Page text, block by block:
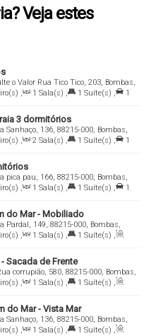
Veja estes
o Valor Rua Tico Tico, 203, Bombas,
, 1 Sala(s) , 1 Suíte(s) ,
1
3 dormitórios
Sanhaço, 136, 88215-000, Bombas,
, 2 Sala(s) , 1 Suíte(s) ,
1
pica pau, 166, 88215-000, Bombas,
, 1 Sala(s) , 1 Suíte(s) ,
1
do Mar - Mobiliado
Pardal, 149, 88215-000, Bombas,
, 1 Sala(s) , 1 Suíte(s) ,
, Útil: 100.00m²
Sacada de Frente
corrupião, 580, 88215-000, Bombas,
, 1 Sala(s) , 1 Suíte(s) ,
Útil: 80.00m²
do Mar - Vista Mar
Sanhaço, 136, 88215-000, Bombas,
, 1 Sala(s) , 1 Suíte(s) ,